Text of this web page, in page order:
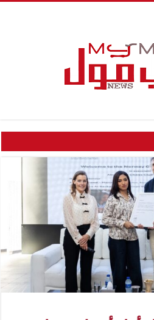
يخلص الجسم من المواد السامة